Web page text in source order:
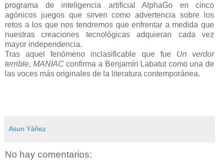
programa de inteligencia artificial AlphaGo en cinco
agónicos juegos que sirven como advertencia sobre los
retos a los que nos tendremos que enfrentar a medida que
nuestras creaciones tecnológicas adquieran cada vez
mayor independencia.
Tras aquel fenómeno inclasificable que fue Un verdor
terrible, MANIACconfirma a Benjamín Labatut como una de
las voces más originales de la literatura contemporánea.
Asun Yáñez
No hay comentarios: